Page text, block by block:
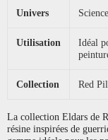
Univers
Utilisation
Idéal
Collection Red
La collection Eldars de
résine inspirées de